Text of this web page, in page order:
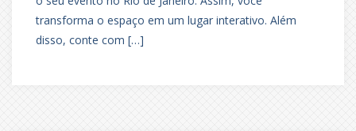
transforma o espaço em um lugar interativo. Além
disso, conte com […]